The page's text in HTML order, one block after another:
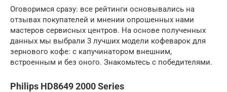
Оговоримся сразу: все рейтинги основывались на
отзывах покупателей и мнении опрошенных нами
мастеров сервисных центров. На основе полученных
данных мы выбрали 3 лучших модели кофеварок для
зернового кофе: с капучинатором внешним,
встроенным и без оного. Знакомьтесь с победителями.
Philips HD8649 2000 Series